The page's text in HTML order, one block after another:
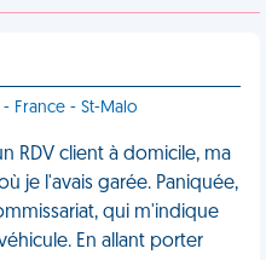
- France - St-Malo
RDV client à domicile, ma
je l'avais garée. Paniquée,
qui m'indique
En allant porter